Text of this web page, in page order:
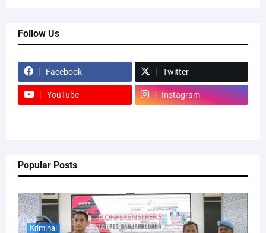
Follow Us
Facebook Twitter
YouTube Instagram
Popular Posts
Kriminal